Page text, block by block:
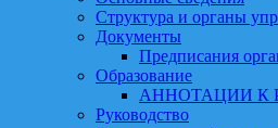
Структура и органы
Документы
Предписания
Образование
АННОТАЦИИ К
Руководство